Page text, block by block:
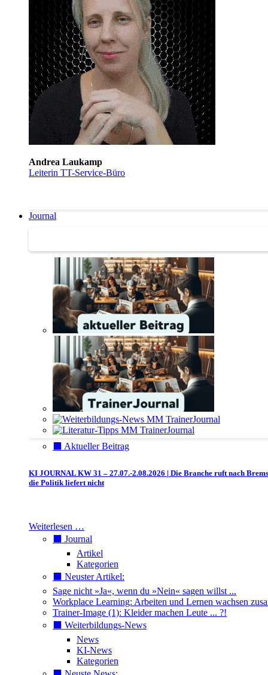
Andrea Laukamp
Leiterin TT-Service-Büro
Journal
⬛️ Aktueller Beitrag
KI JOURNAL KW 31 – 27.07.-2.08.2026 | Die Branche ruft nach
die Politik liefert nicht
Weiterlesen …
⬛️ Journal
Artikel
Kategorien
⬛️ Neuster Artikel:
Sage nicht »Ja«, wenn du »Nein« sagen willst ...
Workplace Learning: Arbeiten und Lernen wachsen
Trainer-Image (1): Kleider machen Leute ... ?!
⬛️ Weiterbildungs-News
News
KI-News
Kategorien